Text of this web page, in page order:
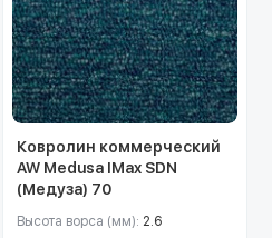
Ковролин коммерческий
AW Medusa IMax SDN
(Медуза) 70
Высота ворса (мм): 2.6